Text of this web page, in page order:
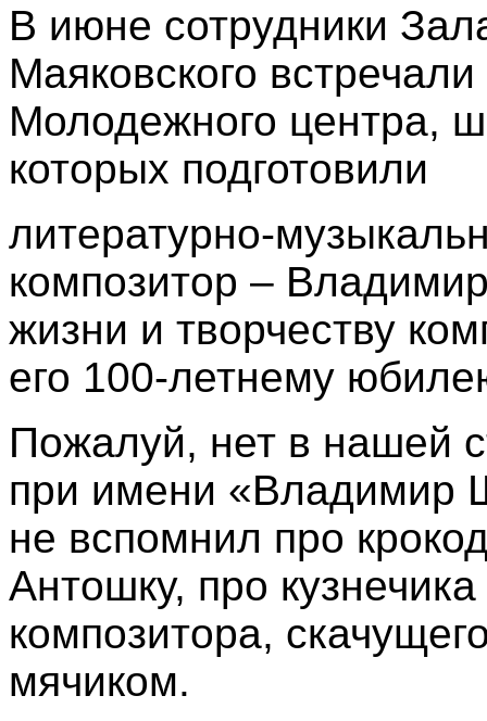
В июне сотрудники
Маяковского
Молодежного центра,
которых подготовили
литературно-
композитор –
жизни и творчеству
его 100-летнему
Пожалуй, нет в нашей
при имени «Владимир
не вспомнил про
Антошку, про
композитора,
мячиком.